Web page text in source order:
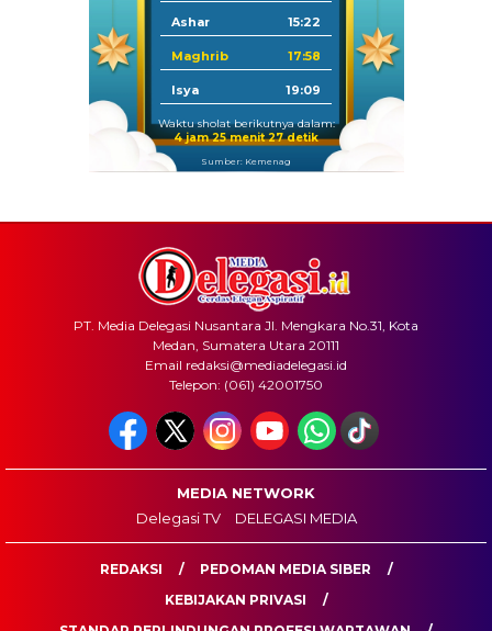
Ashar 15:22
Maghrib 17:58
Isya 19:09
Waktu sholat berikutnya dalam:
4 jam 25 menit 27 detik
Sumber: Kemenag
PT. Media Delegasi Nusantara Jl. Mengkara No.31, Kota
Medan, Sumatera Utara 20111
Email redaksi@mediadelegasi.id
Telepon: (061) 42001750
MEDIA NETWORK
Delegasi TV
DELEGASI MEDIA
REDAKSI
PEDOMAN MEDIA SIBER
KEBIJAKAN PRIVASI